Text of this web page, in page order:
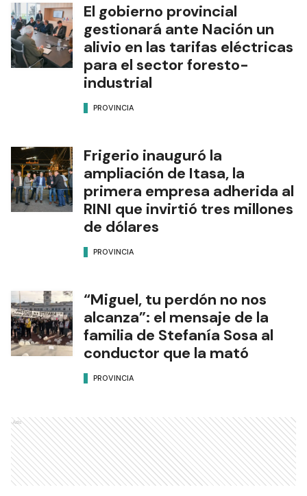
El gobierno provincial
gestionará ante Nación un
alivio en las tarifas eléctricas
para el sector foresto-
industrial
PROVINCIA
Frigerio inauguró la
ampliación de Itasa, la
primera empresa adherida al
RINI que invirtió tres millones
de dólares
PROVINCIA
“Miguel, tu perdón no nos
alcanza”: el mensaje de la
familia de Stefanía Sosa al
conductor que la mató
PROVINCIA
Ads